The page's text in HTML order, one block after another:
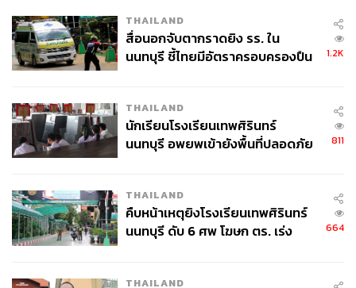
THAILAND
สื่อนอกจับตากราดยิง รร. ใน
นนทบุรี ชี้ไทยมีอัตราครอบครองปืน
1.2K
THAILAND
นักเรียนโรงเรียนเทพศิรินทร์
นนทบุรี อพยพเข้ายังพื้นที่ปลอดภัย
811
THAILAND
คืบหน้าเหตุยิงโรงเรียนเทพศิรินทร์
นนทบุรี ดับ 6 ศพ โฆษก ตร. เร่ง
664
THAILAND